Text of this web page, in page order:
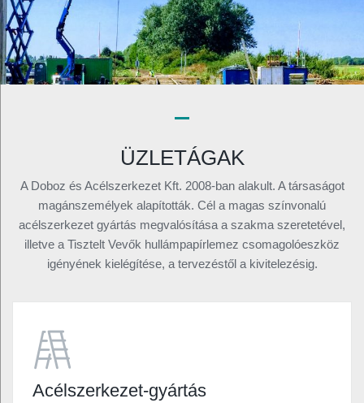
ÜZLETÁGAK
A Doboz és Acélszerkezet Kft. 2008-ban alakult. A társaságot
magánszemélyek alapították. Cél a magas színvonalú
acélszerkezet gyártás megvalósítása a szakma szeretetével,
illetve a Tisztelt Vevők hullámpapírlemez csomagolóeszköz
igényének kielégítése, a tervezéstől a kivitelezésig.
Acélszerkezet-gyártás